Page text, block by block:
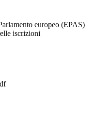
europeo (EPAS)
iscrizioni